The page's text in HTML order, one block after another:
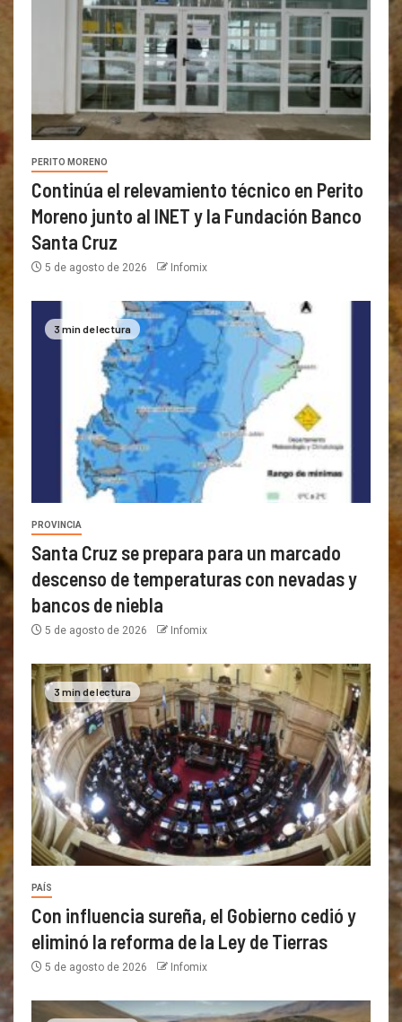
PERITO MORENO
Continúa el relevamiento técnico en Perito
Moreno junto al INET y la Fundación Banco
Santa Cruz
5 de agosto de 2026 Infomix
3 min de lectura
PROVINCIA
Santa Cruz se prepara para un marcado
descenso de temperaturas con nevadas y
bancos de niebla
5 de agosto de 2026 Infomix
3 min de lectura
PAÍS
Con influencia sureña, el Gobierno cedió y
eliminó la reforma de la Ley de Tierras
5 de agosto de 2026 Infomix